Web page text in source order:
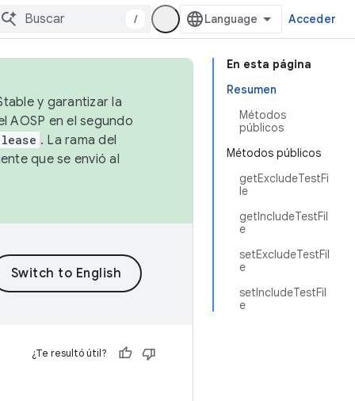
/ Acceder
En esta página
Resumen
Métodos
públicos
Métodos públicos
getExcludeTestFi
le
getIncludeTestFil
e
setExcludeTestFil
e
setIncludeTestFil
e
y garantizar la
AOSP en el segundo
. La rama del
que se envió al
¿Te resultó útil?